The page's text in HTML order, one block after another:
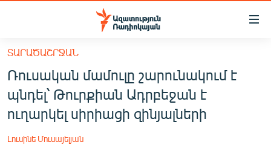
Մատչելիության
հիմնական
բովանդակությանը
Անցնել
հիմնական
մենյուին
ՀԱՅԱՍՏԱՆ
ՔԱՂԱՔԱԿԱՆ
ՏԱՐԱԾԱՇՐՋԱՆ
Ռուսական մամուլը շարունակում է
պնդել՝ Թուրքիան Ադրբեջան է
ուղարկել սիրիացի զինյալների
Լուսինե Մուսայելյան